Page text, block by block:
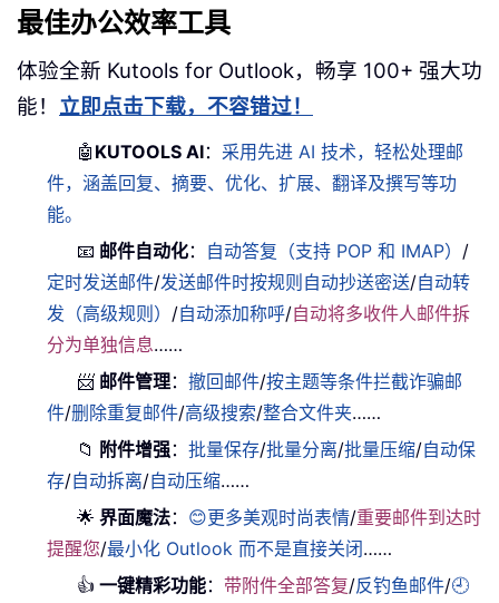
最佳办公效率工具
体验全新 Kutools for Outlook，畅享 100+ 强大功
能！ 立即点击下载，不容错过！
🤖 KUTOOLS AI： 采用先进 AI 技术，轻松处理邮
件，涵盖回复、摘要、优化、扩展、翻译及撰写等功
能。
📧 邮件自动化： 自动答复（支持 POP 和 IMAP） /
定时发送邮件/发送邮件时按规则自动抄送密送/自动转
发（高级规则） /自动添加称呼/自动将多收件人邮件拆
分为单独信息……
📨 邮件管理：撤回邮件/按主题等条件拦截诈骗邮
件/删除重复邮件/高级搜索/整合文件夹……
📁 附件增强：批量保存/批量分离/批量压缩/自动保
存/自动拆离/自动压缩……
🌟 界面魔法： 😊更多美观时尚表情/重要邮件到达时
提醒您/最小化 Outlook 而不是直接关闭……
👍 一键精彩功能：带附件全部答复/反钓鱼邮件/🕘